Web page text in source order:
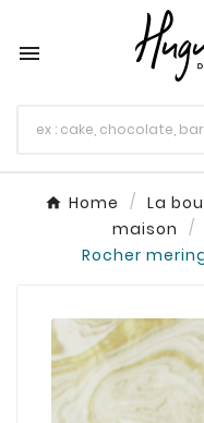

Home La
maison
Rocher